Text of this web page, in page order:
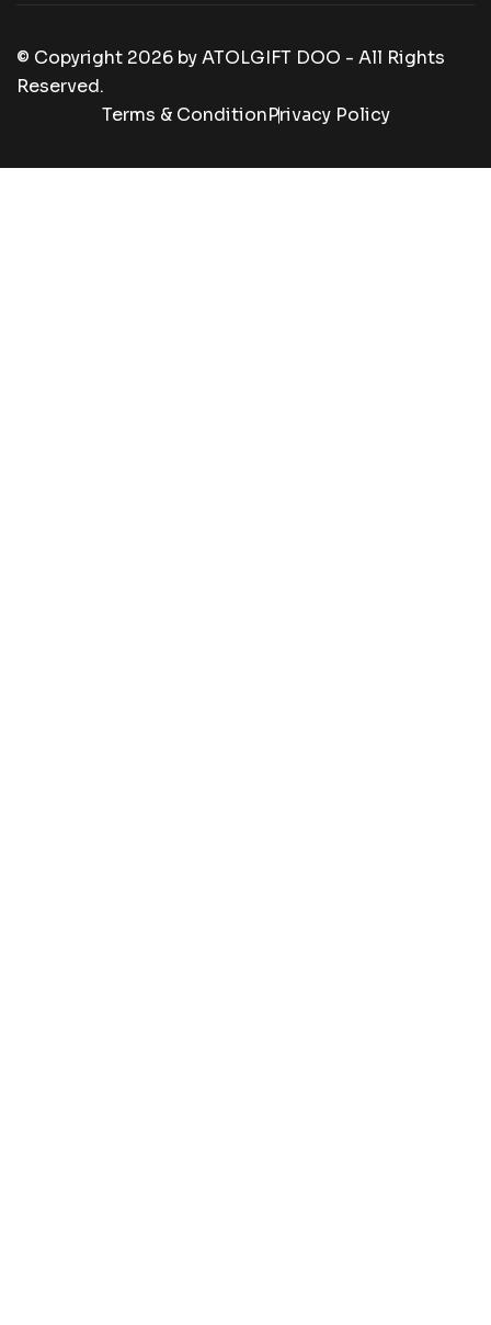
© Copyright 2026 byATOLGIFT DOO - All Rights
Reserved.
Terms & ConditionPrivacy Policy